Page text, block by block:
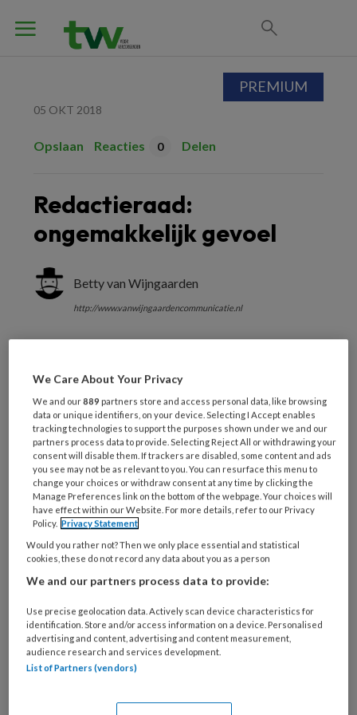
05 OKT 2018
Opslaan Reacties 0 Delen
Redactieraad:
ongemakkelijk gevoel
Betty van Wijngaarden
http://www.vanwijngaardencommunicatie.nl
dubbelzinnige opmerkingen maakt.
Ik sta voor de deur van
PREMIUM
Bekijk de mogelijkheden
Al abonnee?Log dan in
PREMIUM
We Care About Your Privacy
We and our889 partners store and access personal data, like browsing
data or unique identifiers, on your device. Selecting I Accept enables
tracking technologies to support the purposes shown under we and our
partners process data to provide. Selecting Reject All or withdrawing your
consent will disable them. If trackers are disabled, some content and ads
you see may not be as relevant to you. You can resurface this menu to
change your choices or withdraw consent at any time by clicking the
Manage Preferences link on the bottom of the webpage. Your choices will
have effect within our Website. For more details, refer to our Privacy
Policy. Privacy Statement
Would you rather not? Then we only place essential and statistical
cookies, these do not record any data about you as a person
We and our partners process data to provide:
Use precise geolocation data. Actively scan device characteristics for
identification. Store and/or access information on a device. Personalised
advertising and content, advertising and content measurement,
audience research and services development.
List of Partners (vendors)